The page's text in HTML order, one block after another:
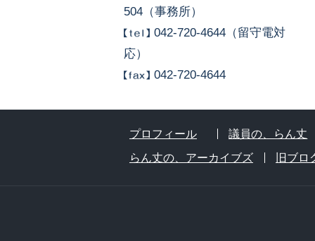
504（事務所）
042-720-4644（留守電対
応）
042-720-4644
プロフィール
議員の、らん丈
らん丈の、アーカイブズ
旧ブロ